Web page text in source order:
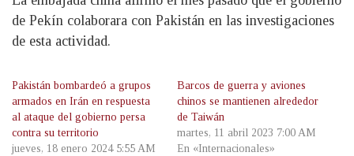
de Pekín colaborara con Pakistán en las investigaciones
de esta actividad.
Pakistán bombardeó a grupos
armados en Irán en respuesta
al ataque del gobierno persa
contra su territorio
jueves, 18 enero 2024 5:55 AM
Barcos de guerra y aviones
chinos se mantienen alrededor
de Taiwán
martes, 11 abril 2023 7:00 AM
En «Internacionales»